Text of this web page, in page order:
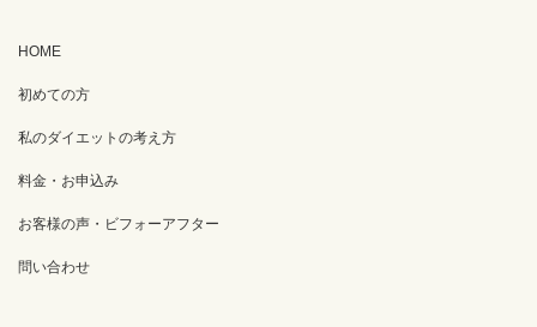
HOME
初めての方
私のダイエットの考え方
料金・お申込み
お客様の声・ビフォーアフター
問い合わせ